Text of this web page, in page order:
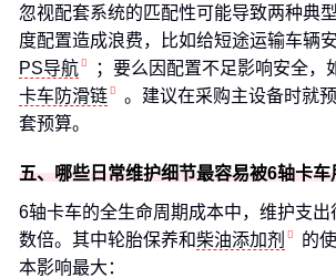
忽视配套系统的匹配性可能导致两种典
度配置造成浪费，比如给短途运输车辆
PS导航
；要么因配置不足影响安全，
卡车防滑链
。建议在采购主设备时就
套预算。
五、哪些日常维护细节最容易被6轴卡车
6轴卡车的全生命周期成本中，维护支出
数倍。其中轮胎保养和柴油添加剂
的
本影响最大：